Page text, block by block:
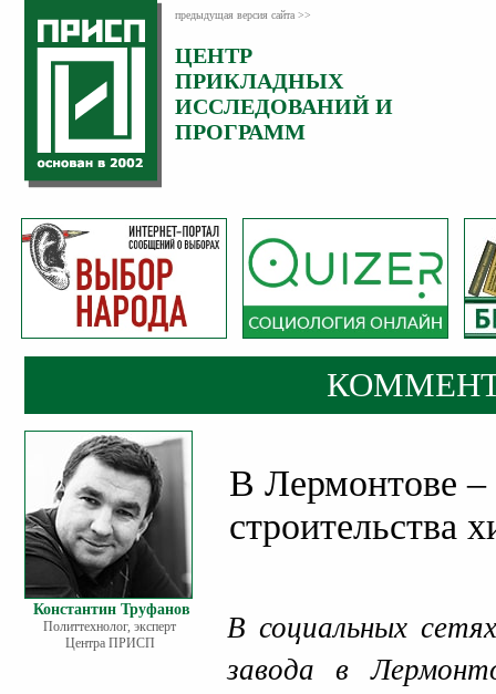
предыдущая версия сайта >>
ЦЕНТР
ПРИКЛАДНЫХ
ИССЛЕДОВАНИЙ И
ПРОГРАММ
Константин Труфанов
Политтехнолог, эксперт
Центра ПРИСП
В Лермонтове –
строительства
В социальных
завода в
Категория:
Комментарии